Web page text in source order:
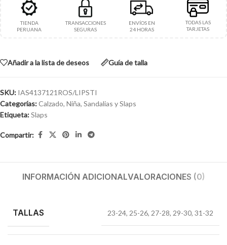
TIENDA
PERUANA
TRANSACCIONES
SEGURAS
ENVÍOS EN
24 HORAS
TODAS LAS
TARJETAS
Añadir a la lista de deseos Guía de talla
SKU: IAS4137121ROS/LIPSTI
Categorías:Calzado, Niña, Sandalias y Slaps
Etiqueta:Slaps
Compartir:
INFORMACIÓN ADICIONALVALORACIONES (0)
TALLAS 23-24, 25-26, 27-28, 29-30, 31-32